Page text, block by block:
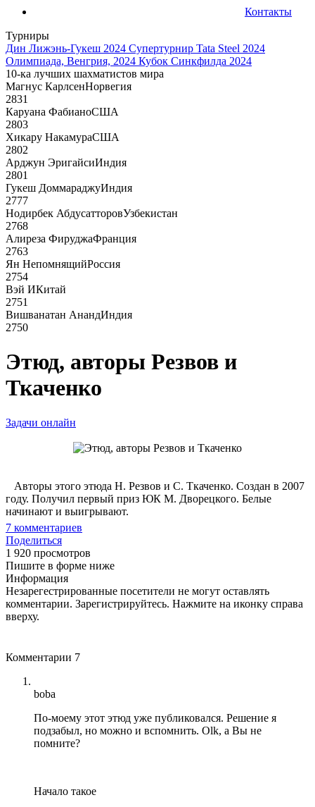
Контакты
Турниры
Дин Лижэнь-Гукеш 2024 Супертурнир Tata Steel 2024
Олимпиада, Венгрия, 2024 Кубок Синкфилда 2024
10-ка лучших шахматистов мира
Магнус КарлсенНорвегия
2831
Каруана ФабианоСША
2803
Хикару НакамураСША
2802
Арджун ЭригайсиИндия
2801
Гукеш ДоммараджуИндия
2777
Нодирбек АбдусатторовУзбекистан
2768
Алиреза ФируджаФранция
2763
Ян НепомнящийРоссия
2754
Вэй ИКитай
2751
Вишванатан АнандИндия
2750
Этюд, авторы Резвов и
Ткаченко
Задачи онлайн
Авторы этого этюда Н. Резвов и С. Ткаченко. Создан в 2007
году. Получил первый приз ЮК М. Дворецкого. Белые
начинают и выигрывают.
7 комментариев
Поделиться
1 920 просмотров
Пишите в форме ниже
Информация
Незарегестрированные посетители не могут оставлять
комментарии. Зарегистрируйтесь. Нажмите на иконку справа
вверху.
Комментарии 7
boba
По-моему этот этюд уже публиковался. Решение я
подзабыл, но можно и вспомнить. Olk, а Вы не
помните?
Начало такое